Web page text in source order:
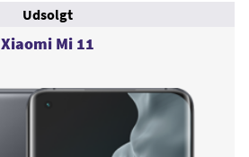
Xiaomi Mi 11
Udsolgt